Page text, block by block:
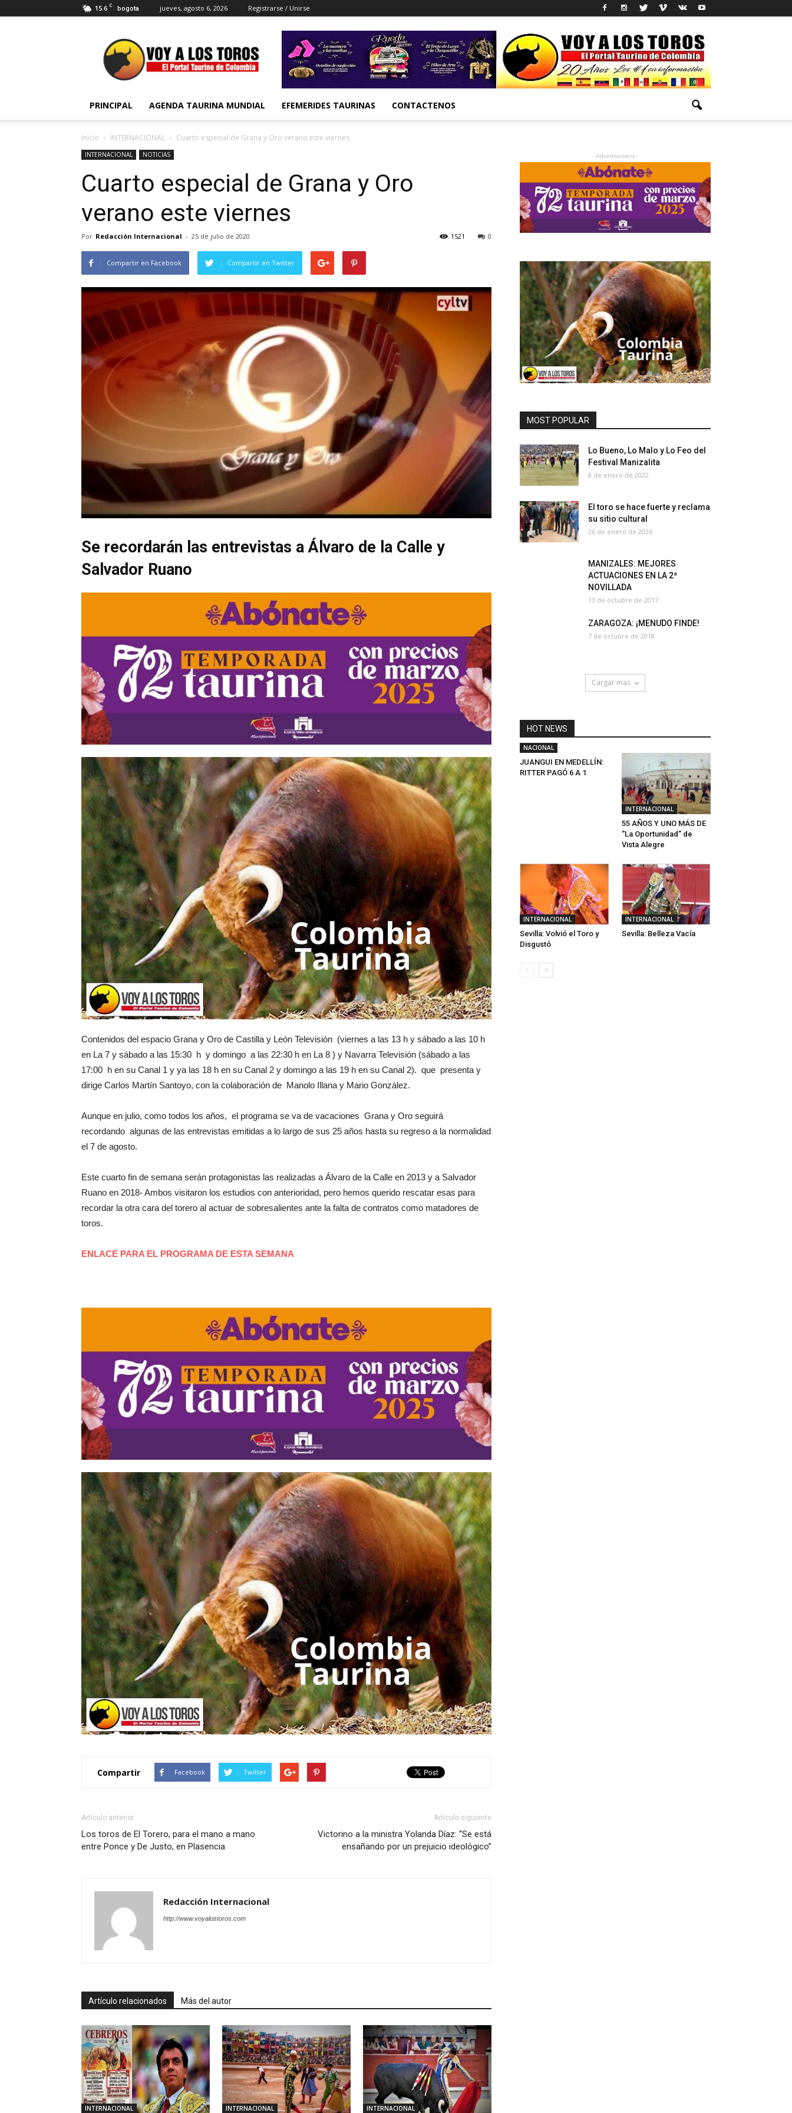
15.6 C bogota jueves, agosto 6, 2026 Registrarse / Unirse
Voy
a
Los
Toros
PRINCIPAL AGENDA TAURINA MUNDIAL EFEMERIDES TAURINAS CONTACTENOS
Inicio INTERNACIONAL Cuarto especial de Grana y Oro verano este viernes
INTERNACIONAL NOTICIAS
Cuarto especial de Grana y Oro
verano este viernes
Por Redacción Internacional - 25 de julio de 2020 0
1521
Compartir en Facebook Compartir en Twitter
Se recordarán las entrevistas a Álvaro de la Calle y
Salvador Ruano
Contenidos del espacio Grana y Oro de Castilla y León Televisión (viernes a las 13 h y sábado a las 10 h
en La 7 y sábado a las 15:30 h y domingo a las 22:30 h en La 8 ) y Navarra Televisión (sábado a las
17:00 h en su Canal 1 y ya las 18 h en su Canal 2 y domingo a las 19 h en su Canal 2). que presenta y
dirige Carlos Martín Santoyo, con la colaboración de Manolo Illana y Mario González.
Aunque en julio, como todos los años, el programa se va de vacaciones Grana y Oro seguirá
recordando algunas de las entrevistas emitidas a lo largo de sus 25 años hasta su regreso a la normalidad
el 7 de agosto.
Este cuarto fin de semana serán protagonistas las realizadas a Álvaro de la Calle en 2013 y a Salvador
Ruano en 2018- Ambos visitaron los estudios con anterioridad, pero hemos querido rescatar esas para
recordar la otra cara del torero al actuar de sobresalientes ante la falta de contratos como matadores de
toros.
ENLACE PARA EL PROGRAMA DE ESTA SEMANA
Compartir Facebook Twitter
Artículo anterior
Los toros de El Torero, para el mano a mano
entre Ponce y De Justo, en Plasencia
Artículo siguiente
Victorino a la ministra Yolanda Díaz: “Se está
ensañando por un prejuicio ideológico”
Redacción Internacional
http://www.voyalostoros.com
Artículo relacionados Más del autor
INTERNACIONAL INTERNACIONAL INTERNACIONAL
- Advertisement -
MOST POPULAR
Lo Bueno, Lo Malo y Lo Feo del
Festival Manizalita
8 de enero de 2022
El toro se hace fuerte y reclama
su sitio cultural
26 de enero de 2026
MANIZALES: MEJORES
ACTUACIONES EN LA 2ª
NOVILLADA
13 de octubre de 2017
ZARAGOZA: ¡MENUDO FINDE!
7 de octubre de 2018
Cargar mas
HOT NEWS
NACIONAL
JUANGUI EN MEDELLÍN:
RITTER PAGÓ 6 A 1
INTERNACIONAL
55 AÑOS Y UNO MÁS DE
“La Oportunidad” de
Vista Alegre
INTERNACIONAL
Sevilla: Volvió el Toro y
Disgustó
INTERNACIONAL
Sevilla: Belleza Vacía